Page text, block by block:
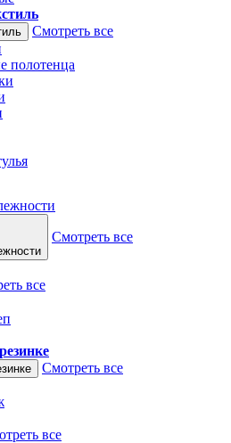
Смотреть все
полотенца
Смотреть все
все
Смотреть все
все